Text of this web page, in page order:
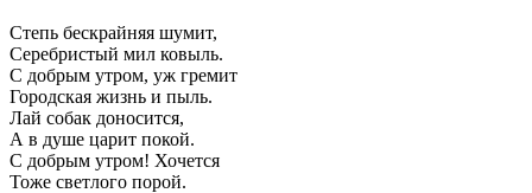
Степь бескрайняя шумит,
Серебристый мил ковыль.
С добрым утром, уж гремит
Городская жизнь и пыль.
Лай собак доносится,
А в душе царит покой.
С добрым утром! Хочется
Тоже светлого порой.